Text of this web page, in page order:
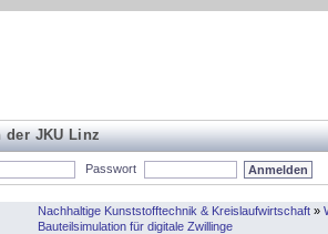
der JKU Linz
Passwort
Nachhaltige Kunststofftechnik & Kreislaufwirtschaft »
Bauteilsimulation für digitale Zwillinge